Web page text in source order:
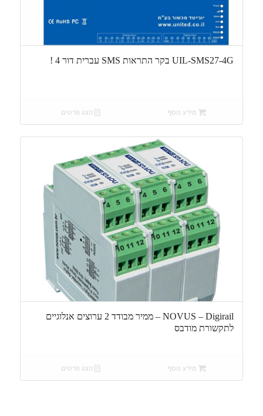
UIL-SMS27-4G בקר התראות SMS עברית דור 4 !
מידע נוסף הצג פרטים
NOVUS – Digirail – ממיר מבודד 2 ערוצים אנלוגיים
לתקשורת מודבס
מידע נוסף הצג פרטים